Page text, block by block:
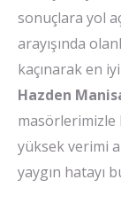
sonuçlara yol
arayışında
kaçınarak en
Hazden
masörlerimizle
yüksek verimi
yaygın hatayı